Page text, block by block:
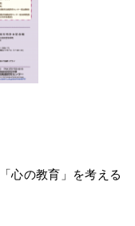
心の教育」を考える